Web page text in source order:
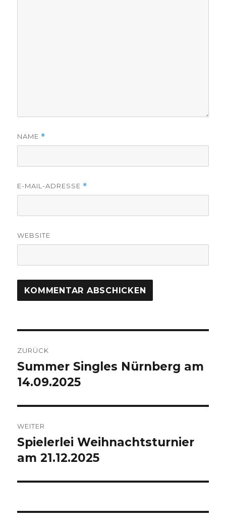
NAME *
E-MAIL-ADRESSE *
WEBSITE
ZURÜCK
Vorheriger
Beitrag:
Summer Singles Nürnberg am
14.09.2025
WEITER
Nächster
Beitrag:
Spielerlei Weihnachtsturnier
am 21.12.2025